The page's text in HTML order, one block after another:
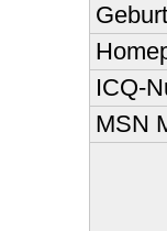
ICQ-
MSN